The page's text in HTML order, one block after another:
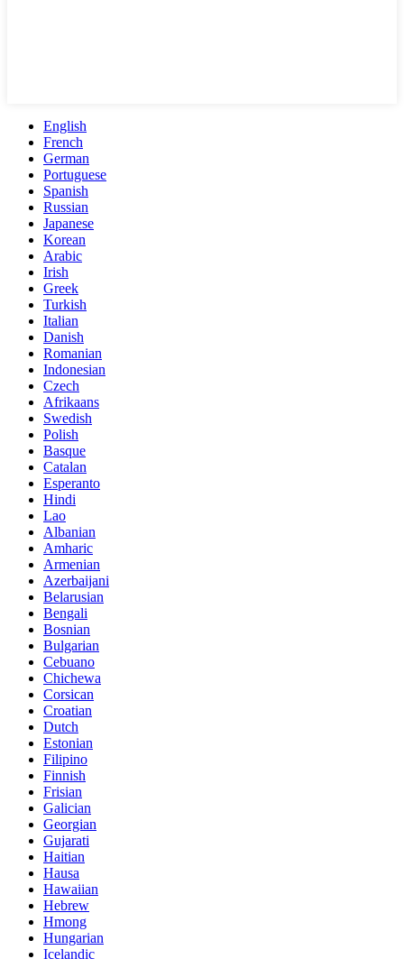
English
French
German
Portuguese
Spanish
Russian
Japanese
Korean
Arabic
Irish
Greek
Turkish
Italian
Danish
Romanian
Indonesian
Czech
Afrikaans
Swedish
Polish
Basque
Catalan
Esperanto
Hindi
Lao
Albanian
Amharic
Armenian
Azerbaijani
Belarusian
Bengali
Bosnian
Bulgarian
Cebuano
Chichewa
Corsican
Croatian
Dutch
Estonian
Filipino
Finnish
Frisian
Galician
Georgian
Gujarati
Haitian
Hausa
Hawaiian
Hebrew
Hmong
Hungarian
Icelandic